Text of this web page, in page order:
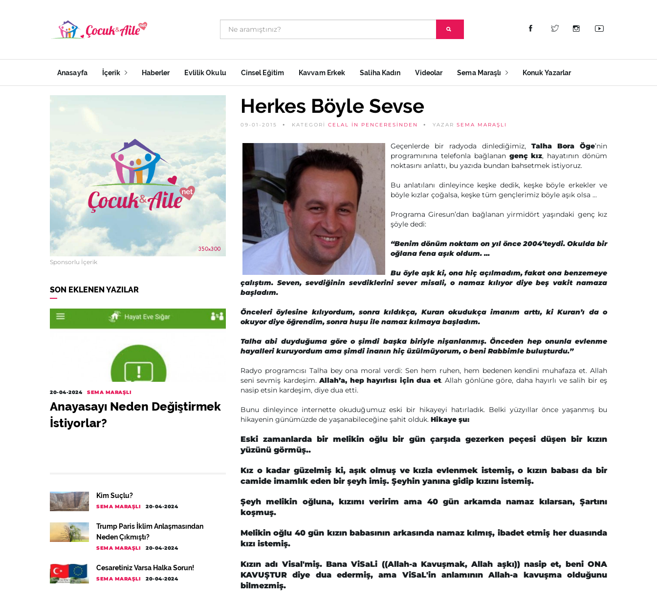
Anasayfa İçerik Haberler Evlilik Okulu Cinsel Eğitim Kavvam Erkek Saliha Kadın Videolar Sema Maraşlı Konuk Yazarlar
Sponsorlu İçerik
SON EKLENEN YAZILAR
20-04-2024 SEMA MARAŞLI
Anayasayı Neden Değiştirmek
İstiyorlar?
Kim Suçlu?
SEMA MARAŞLI 20-04-2024
Trump Paris İklim Anlaşmasından
Neden Çıkmıştı?
SEMA MARAŞLI 20-04-2024
Cesaretiniz Varsa Halka Sorun!
SEMA MARAŞLI 20-04-2024
Herkes Böyle Sevse
09-01-2015 KATEGORİ CELAL IN PENCERESINDEN YAZAR SEMA MARAŞLI
Geçenlerde bir radyoda dinlediğimiz, Talha Bora Öge’nin
programınına telefonla bağlanan genç kız, hayatının dönüm
noktasını anlattı, bu yazıda bundan bahsetmek istiyoruz.
Bu anlatılanı dinleyince keşke dedik, keşke böyle erkekler ve
böyle kızlar çoğalsa, keşke tüm gençlerimiz böyle aşık olsa ...
Programa Giresun’dan bağlanan yirmidört yaşındaki genç kız
şöyle dedi:
“Benim dönüm noktam on yıl önce 2004’teydi. Okulda bir
oğlana fena aşık oldum. ...
Bu öyle aşk ki, ona hiç açılmadım, fakat ona benzemeye
çalıştım. Seven, sevdiğinin sevdiklerini sever misali, o namaz kılıyor diye beş vakit namaza
başladım.
Önceleri öylesine kılıyordum, sonra kıldıkça, Kuran okudukça imanım arttı, ki Kuran’ı da o
okuyor diye öğrendim, sonra huşu ile namaz kılmaya başladım.
Talha abi duyduğuma göre o şimdi başka biriyle nişanlanmış. Önceden hep onunla evlenme
hayalleri kuruyordum ama şimdi inanın hiç üzülmüyorum, o beni Rabbimle buluşturdu.”
Radyo programcısı Talha bey ona moral verdi: Sen hem ruhen, hem bedenen kendini muhafaza et. Allah
seni sevmiş kardeşim.Allah’a, hep hayırlısı için dua et. Allah gönlüne göre, daha hayırlı ve salih bir eş
nasip etsin kardeşim, diye dua etti.
Bunu dinleyince internette okuduğumuz eski bir hikayeyi hatırladık. Belki yüzyıllar önce yaşanmış bu
hikayenin günümüzde de yaşanabileceğine şahit olduk. Hikaye şu:
Eski zamanlarda bir melikin oğlu bir gün çarşıda gezerken peçesi düşen bir kızın
yüzünü görmüş..
Kız o kadar güzelmiş ki, aşık olmuş ve kızla evlenmek istemiş, o kızın babası da bir
camide imamlık eden bir şeyh imiş. Şeyhin yanına gidip kızını istemiş.
Şeyh melikin oğluna, kızımı veririm ama 40 gün arkamda namaz kılarsan, Şartını
koşmuş.
Melikin oğlu 40 gün kızın babasının arkasında namaz kılmış, ibadet etmiş her duasında
kızı istemiş.
Kızın adı Visal'miş. Bana ViSaLi ((Allah-a Kavuşmak, Allah aşkı)) nasip et, beni ONA
KAVUŞTUR diye dua edermiş, ama ViSaL'in anlamının Allah-a kavuşma olduğunu
bilmezmiş.